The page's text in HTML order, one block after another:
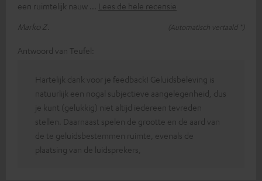
een ruimtelijk nauw
Lees de hele recensie
Marko Z.
(Automatisch vertaald *)
Antwoord van Teufel:
Hartelijk dank voor je feedback! Geluidsbeleving is
natuurlijk een nogal subjectieve aangelegenheid, dus
je kunt (gelukkig) niet altijd iedereen tevreden
stellen. Daarnaast spelen de grootte en de aard van
de te geluidsbestemmen ruimte, evenals de
plaatsing van de luidsprekers,